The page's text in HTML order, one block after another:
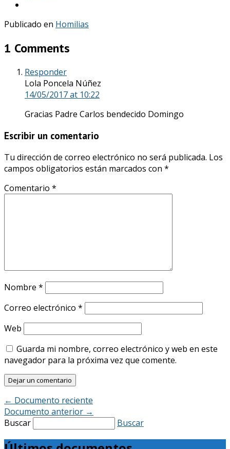
Publicado en Homilias
1 Comments
Responder
Lola Poncela Núñez
14/05/2017at 10:22
Gracias Padre Carlos bendecido Domingo
Escribir un comentario
Tu dirección de correo electrónico no será publicada. Los
campos obligatorios están marcados con *
Comentario *
Nombre *
Correo electrónico *
Web
Guarda mi nombre, correo electrónico y web en este
navegador para la próxima vez que comente.
← Documento reciente
Documento anterior →
Buscar
Buscar